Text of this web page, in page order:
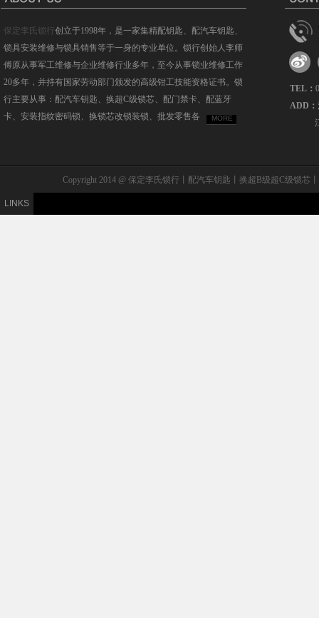
保定李氏锁行创立于1998年，是一家集精配钥匙、配汽车钥匙、
锁具安装维修与锁具销售等于一身的专业单位。锁行创始人李师
傅原从事军工维修与企业维修行业多年，至今从事锁业维修工作
20多年，并持有国家劳动部门颁发的高级钳工技能资格证书。锁
行主要从事：配汽车钥匙、换超C级锁芯、配门禁卡、配蓝牙
卡、安装指纹密码锁、换锁芯改锁装锁、批发零售各
MORE
TEL：
ADD：
Copyright 2014 @ 保定李氏锁行丨配汽车钥匙丨换超B级超C级锁
LINKS